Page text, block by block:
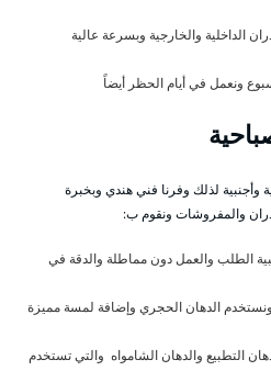
الداخلية والخارجية وبسرعة عالية
وأجنبية لذلك وفرنا فني هندي وبخبرة
والمفروشات ونقوم ب:
الطلب والعمل دون مماطلة والدقة في
الدهان الحجري وإضافة لمسة مميزة
التطبيع والدهان الشامواه والتي تستخدم